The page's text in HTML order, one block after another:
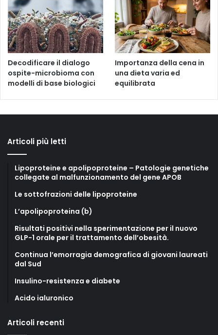
Decodificare il dialogo
ospite-microbioma con
modelli di base biologici
Importanza della cena in
una dieta varia ed
equilibrata
Articoli più letti
Lipoproteine e apolipoproteine – Patologie genetiche
collegate al malfunzionamento del gene APOB
Le sottofrazioni delle lipoproteine
L’apolipoproteina (b)
Risultati positivi nella sperimentazione per il nuovo
GLP-1 orale per il trattamento dell’obesità.
Continua l’emorragia demografica di giovani laureati
dal Sud
Insulino-resistenza e diabete
Acido ialuronico
Articoli recenti